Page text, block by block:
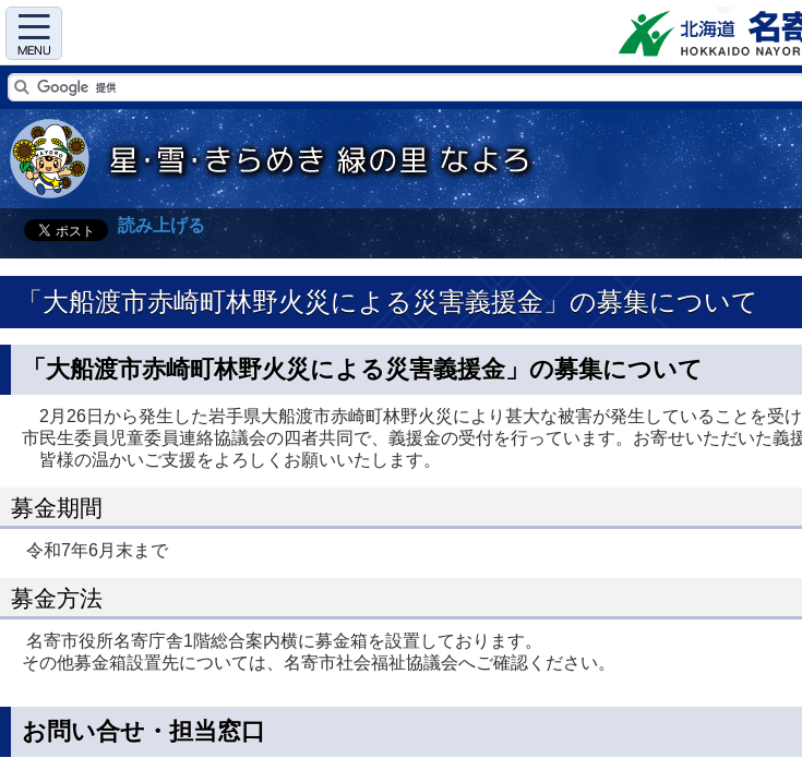
Menu
読み上げる
「大船渡市赤崎町林野火災による災害義援金」の募集について
「大船渡市赤崎町林野火災による災害義援金」の募集について
2月26日から発生した岩手県大船渡市赤崎町林野火災により甚大な被害が発生していることを受
市民生委員児童委員連絡協議会の四者共同で、義援金の受付を行っています。お寄せいただいた義
皆様の温かいご支援をよろしくお願いいたします。
募金期間
令和7年6月末まで
募金方法
名寄市役所名寄庁舎1階総合案内横に募金箱を設置しております。
その他募金箱設置先については、名寄市社会福祉協議会へご確認ください。
お問い合せ・担当窓口